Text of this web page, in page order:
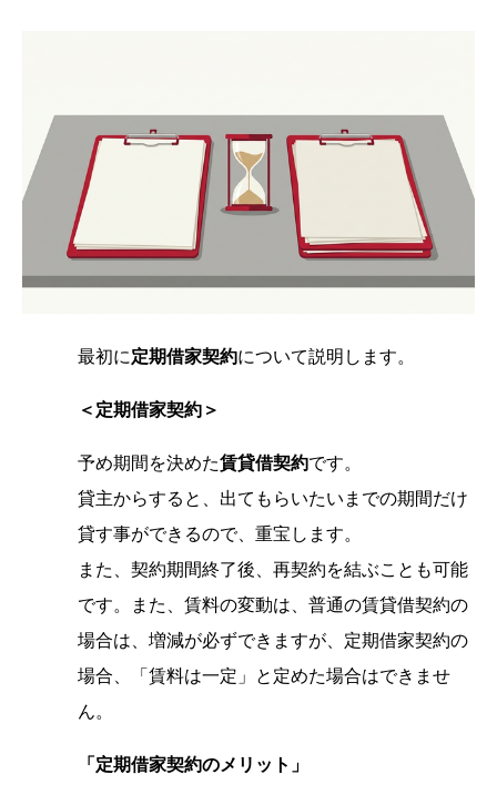
最初に定期借家契約について説明します。
＜定期借家契約＞
予め期間を決めた賃貸借契約です。
貸主からすると、出てもらいたいまでの期間だけ
貸す事ができるので、重宝します。
また、契約期間終了後、再契約を結ぶことも可能
です。また、賃料の変動は、普通の賃貸借契約の
場合は、増減が必ずできますが、定期借家契約の
場合、「賃料は一定」と定めた場合はできませ
ん。
「定期借家契約のメリット」